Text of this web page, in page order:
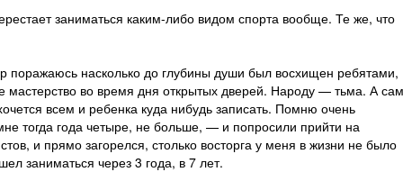
заниматься каким-либо видом спорта вообще. Те же, что
насколько до глубины души был восхищен ребятами,
мастерство во время дня открытых дверей. Народу — тьма. А
всем и ребенка куда нибудь записать. Помню очень
тогда года четыре, не больше, — и попросили прийти на
и прямо загорелся, столько восторга у меня в жизни не было
заниматься через 3 года, в 7 лет.